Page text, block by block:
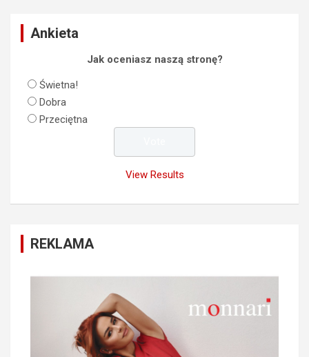
Ankieta
Jak oceniasz naszą stronę?
Świetna!
Dobra
Przeciętna
View Results
REKLAMA